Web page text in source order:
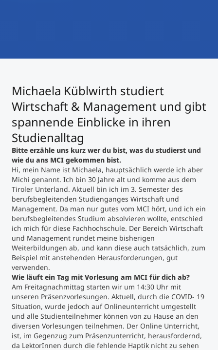
Micro Credentials
Masterclasses
Management-Seminare
Technische Weiterbildung
Maßgeschneiderte Programme
Studienberatung
Executive Education Finder
Michaela Küblwirth studiert
Wirtschaft & Management und gibt
spannende Einblicke in ihren
Studienalltag
Bitte erzähle uns kurz wer du bist, was du studierst und
wie du ans MCI gekommen bist.
Hi, mein Name ist Michaela, hauptsächlich werde ich aber
Michi genannt. Ich bin 30 Jahre alt und komme aus dem
Tiroler Unterland. Aktuell bin ich im 3. Semester des
berufsbegleitenden Studienganges Wirtschaft und
Management. Da man nur gutes vom MCI hört, und ich ein
berufsbegleitendes Studium absolvieren wollte, entschied
ich mich für diese Fachhochschule. Der Bereich Wirtschaft
und Management rundet meine bisherigen
Weiterbildungen ab, und kann diese auch tatsächlich, zum
Beispiel mit anstehenden Herausforderungen, gut
verwenden.
Wie läuft ein Tag mit Vorlesung am MCI für dich ab?
Am Freitagnachmittag starten wir um 14:30 Uhr mit
unseren Präsenzvorlesungen. Aktuell, durch die COVID- 19
Situation, wurde jedoch auf Onlineunterricht umgestellt
und alle Studienteilnehmer können von zu Hause an den
diversen Vorlesungen teilnehmen. Der Online Unterricht,
ist, im Gegenzug zum Präsenzunterricht, herausfordernd,
da LektorInnen durch die fehlende Haptik nicht zu sehen